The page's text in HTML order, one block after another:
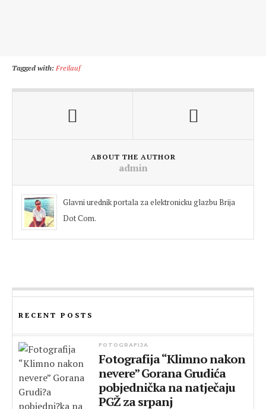
Tagged with: Freilauf
ABOUT THE AUTHOR
admin
Glavni urednik portala za elektronicku glazbu Brija
Dot Com.
RECENT POSTS
FOTOGRAFIJA
Fotografija “Klimno nakon
nevere” Gorana Grudića
pobjednička na natječaju
PGŽ za srpanj